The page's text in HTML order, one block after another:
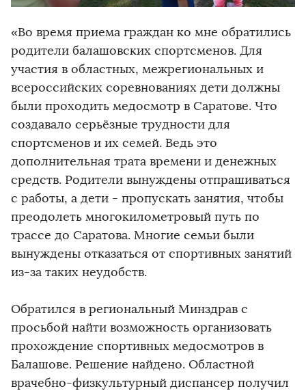
«Во время приема граждан ко мне обратились
родители балашовских спортсменов. Для
участия в областных, межрегиональных и
всероссийских соревнованиях дети должны
были проходить медосмотр в Саратове. Что
создавало серьёзные трудности для
спортсменов и их семей. Ведь это
дополнительная трата времени и денежных
средств. Родители вынуждены отпрашиваться
с работы, а дети - пропускать занятия, чтобы
преодолеть многокилометровый путь по
трассе до Саратова. Многие семьи были
вынуждены отказаться от спортивных занятий
из-за таких неудобств.
Обратился в региональный Минздрав с
просьбой найти возможность организовать
прохождение спортивных медосмотров в
Балашове. Решение найдено. Областной
врачебно-физкультурный диспансер получил